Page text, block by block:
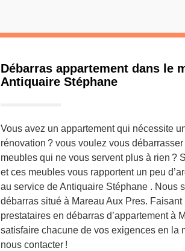
Débarras appartement dans le
Antiquaire Stéphane
Vous avez un appartement qui nécessite
rénovation ? vous voulez vous
meubles qui ne vous servent plus à rien ?
et ces meubles vous rapportent un peu
au service de Antiquaire Stéphane . Nous
débarras situé à Mareau Aux Pres.
prestataires en débarras d’appartement à
satisfaire chacune de vos exigences en la
nous contacter !